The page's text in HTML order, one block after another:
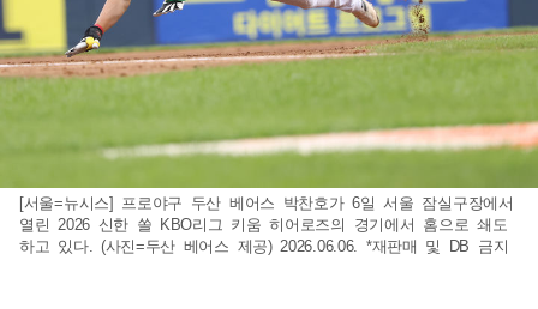
[서울=뉴시스] 프로야구 두산 베어스 박찬호가 6일 서울 잠실구장에서
열린 2026 신한 쏠 KBO리그 키움 히어로즈의 경기에서 홈으로 쇄도
하고 있다. (사진=두산 베어스 제공) 2026.06.06. *재판매 및 DB 금지